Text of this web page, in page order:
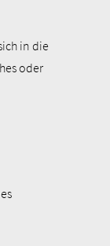
in die
oder